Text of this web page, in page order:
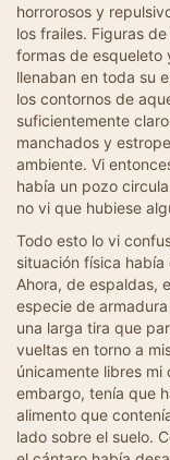
horrorosos y
los frailes. Figuras
formas de esqueleto
llenaban en toda su
los contornos de
suficientemente
manchados y
ambiente. Vi
había un pozo
no vi que hubiese
Todo esto lo vi
situación física
Ahora, de espaldas,
especie de
una larga tira que
vueltas en torno a
únicamente libres
embargo, tenía que
alimento que
lado sobre el suelo.